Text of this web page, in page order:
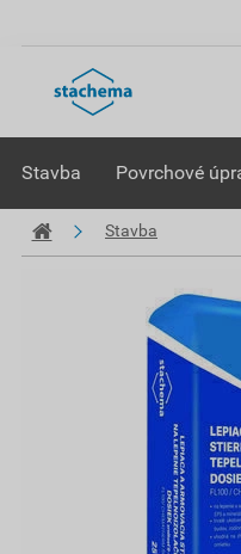
Stavba Povrchové
Stavba